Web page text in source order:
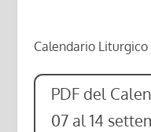
Calendario
PDF del
07 al 14